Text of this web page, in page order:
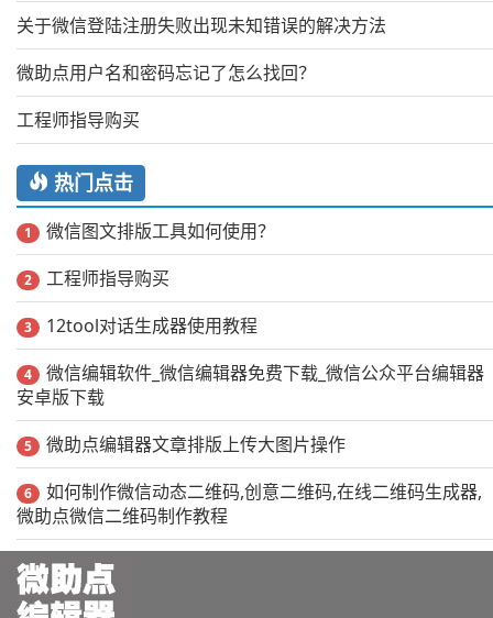
关于微信登陆注册失败出现未知错误的解决方法
微助点用户名和密码忘记了怎么找回？
工程师指导购买
热门点击
1 微信图文排版工具如何使用？
2 工程师指导购买
3 12tool对话生成器使用教程
4
微信编辑软件_微信编辑器免费下载_微信公众平台编辑器
安卓版下载
5 微助点编辑器文章排版上传大图片操作
6
如何制作微信动态二维码,创意二维码,在线二维码生成器,
微助点微信二维码制作教程